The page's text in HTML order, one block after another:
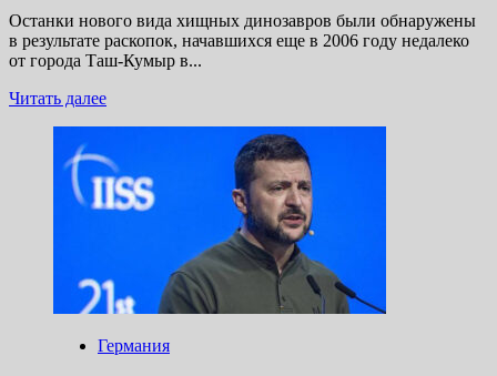
Останки нового вида хищных динозавров были обнаружены
в результате раскопок, начавшихся еще в 2006 году недалеко
от города Таш-Кумыр в...
Читать далееПрочитать
На поиски
нового
вида
динозавров
потратили
почти
20 лет
Германия